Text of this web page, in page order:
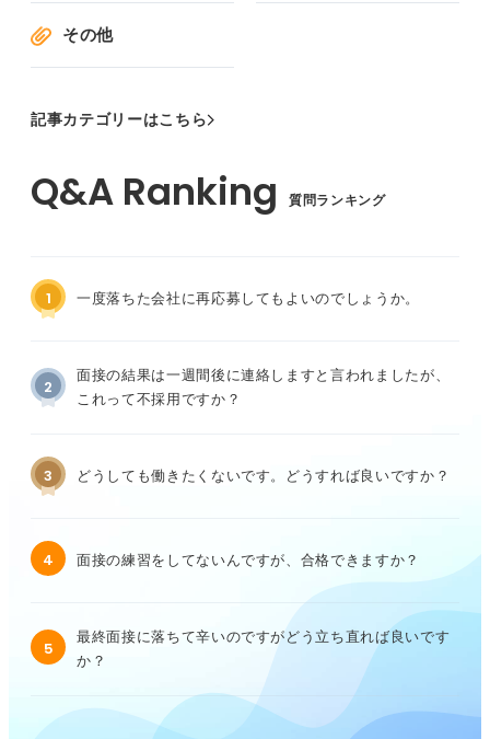
その他
記事カテゴリーはこちら
質問ランキング
1 一度落ちた会社に再応募してもよいのでしょうか。
2
面接の結果は一週間後に連絡しますと言われましたが、
これって不採用ですか？
3 どうしても働きたくないです。どうすれば良いですか？
4 面接の練習をしてないんですが、合格できますか？
5
最終面接に落ちて辛いのですがどう立ち直れば良いです
か？